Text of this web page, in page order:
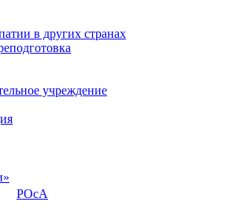
в других странах
учреждение
РОсА